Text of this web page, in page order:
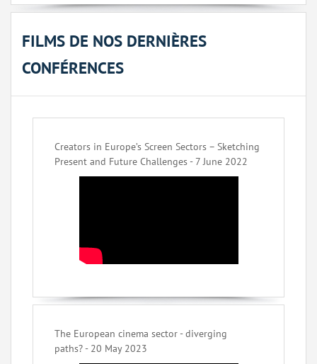
FILMS DE NOS DERNIÈRES
CONFÉRENCES
Creators in Europe’s Screen Sectors – Sketching
Present and Future Challenges - 7 June 2022
The European cinema sector - diverging
paths? - 20 May 2023